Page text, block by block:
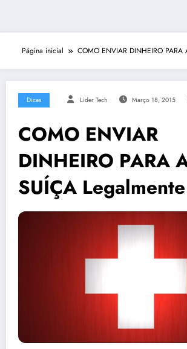
Página inicial COMO ENVIAR DINHEIRO PARA
Dicas Lider Tech Março 18, 2015
COMO ENVIAR
DINHEIRO PARA
SUÍÇA Legalmente